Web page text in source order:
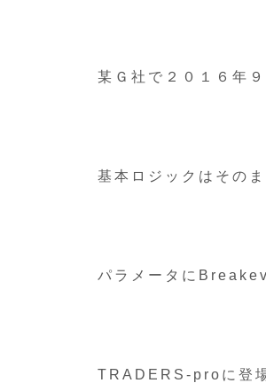
某Ｇ社で２０１６年
基本ロジックはそのま
パラメータに
TRADERS-proに登